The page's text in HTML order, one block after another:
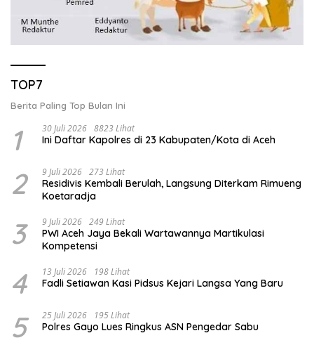
TOP7
Berita Paling Top Bulan Ini
1 30 Juli 2026 8823 Lihat
Ini Daftar Kapolres di 23 Kabupaten/Kota di Aceh
2 9 Juli 2026 273 Lihat
Residivis Kembali Berulah, Langsung Diterkam Rimueng
Koetaradja
3 9 Juli 2026 249 Lihat
PWI Aceh Jaya Bekali Wartawannya Martikulasi
Kompetensi
4 13 Juli 2026 198 Lihat
Fadli Setiawan Kasi Pidsus Kejari Langsa Yang Baru
5 25 Juli 2026 195 Lihat
Polres Gayo Lues Ringkus ASN Pengedar Sabu